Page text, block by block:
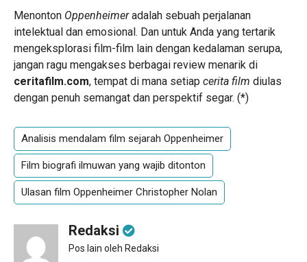
Menonton Oppenheimeradalah sebuah perjalanan
intelektual dan emosional. Dan untuk Anda yang tertarik
mengeksplorasi film-film lain dengan kedalaman serupa,
jangan ragu mengakses berbagai review menarik di
ceritafilm.com, tempat di mana setiap cerita film diulas
dengan penuh semangat dan perspektif segar. (*)
Analisis mendalam film sejarah Oppenheimer
Film biografi ilmuwan yang wajib ditonton
Ulasan film Oppenheimer Christopher Nolan
Redaksi
Pos lain oleh Redaksi